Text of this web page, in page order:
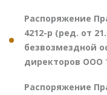
Распоряжение
4212-р (ред. от
безвозмездной
директоров ООО
Распоряжение